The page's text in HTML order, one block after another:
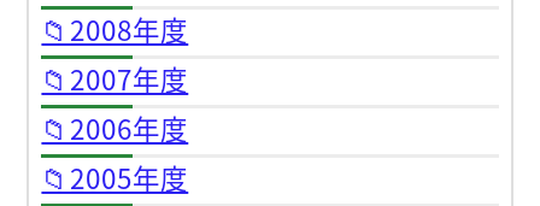
📁2008年度
📁2007年度
📁2006年度
📁2005年度